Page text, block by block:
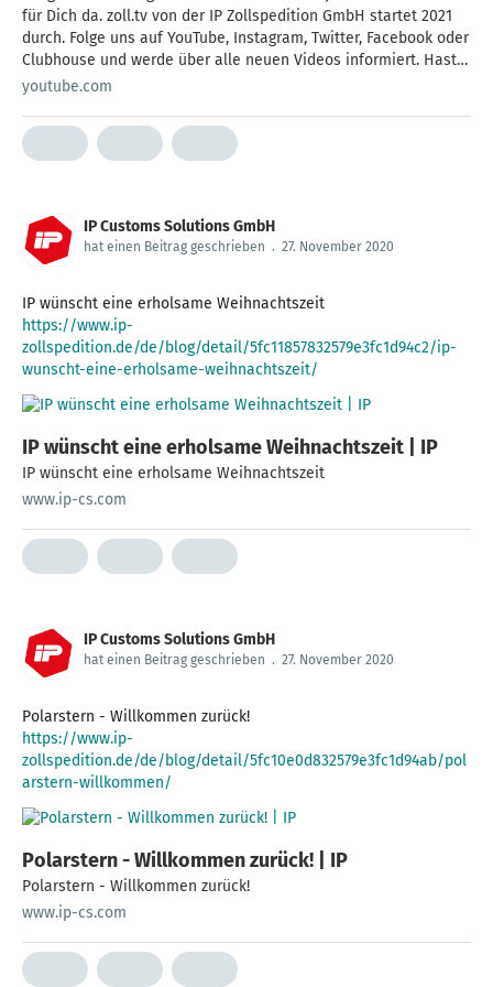
für Dich da. zoll.tv von der IP Zollspedition GmbH startet 2021
durch. Folge uns auf YouTube, Instagram, Twitter, Facebook oder
Clubhouse und werde über alle neuen Videos informiert. Hast
Du Interesse an einem bestimmten Thema? Schreib uns gerne
WhatsApp. Alle Kontaktinformationen findest Du unter
https://www.zoll.tv/kontakt YouTube https://youtube.de/zolltv
https://www.instagram.com/zoll.tv/ #zolltv #zollwissen #import
#export #aes #ncts #ausfuhrkontrolle #uzk #brexit
#zollvorschriften #zollabwicklung
youtube.com
IP Customs Solutions GmbH
hat einen Beitrag geschrieben . 27. November 2020
https://www.ip-
zollspedition.de/de/blog/detail/5fc11857832579e3fc1d94c2/ip-
wunscht-eine-erholsame-weihnachtszeit/
IP wünscht eine erholsame Weihnachtszeit | IP
IP wünscht eine erholsame Weihnachtszeit
www.ip-cs.com
IP Customs Solutions GmbH
hat einen Beitrag geschrieben . 27. November 2020
https://www.ip-
zollspedition.de/de/blog/detail/5fc10e0d832579e3fc1d94ab/pol
arstern-willkommen/
Polarstern - Willkommen zurück! | IP
Polarstern - Willkommen zurück!
www.ip-cs.com